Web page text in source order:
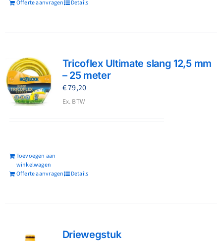
Offerte aanvragen
Details
Tricoflex Ultimate slang 12,5 mm
– 25 meter
€79,20
Ex. BTW
Toevoegen aan
winkelwagen
Offerte aanvragen
Details
Driewegstuk